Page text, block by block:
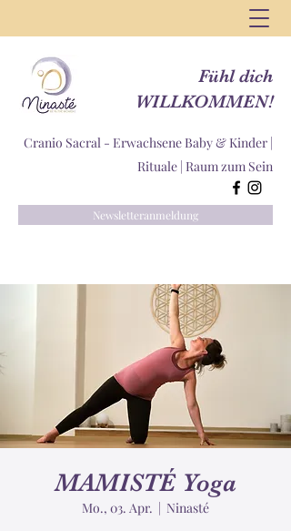
Fühl dich
WILLKOMMEN!
Cranio Sacral - Erwachsene Baby & Kinder |
Rituale | Raum zum Sein
Newsletteranmeldung
MAMISTÉ Yoga
Mo., 03. Apr.
  |
Ninasté